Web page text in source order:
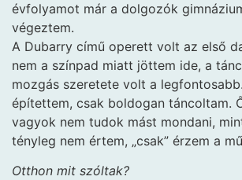
évfolyamot már a dolgozók
végeztem.
A Dubarry című operett volt az első
nem a színpad miatt jöttem ide, a
mozgás szeretete volt a
építettem, csak boldogan táncoltam.
vagyok nem tudok mást mondani,
tényleg nem értem, „csak” érzem a
Otthon mit szóltak?